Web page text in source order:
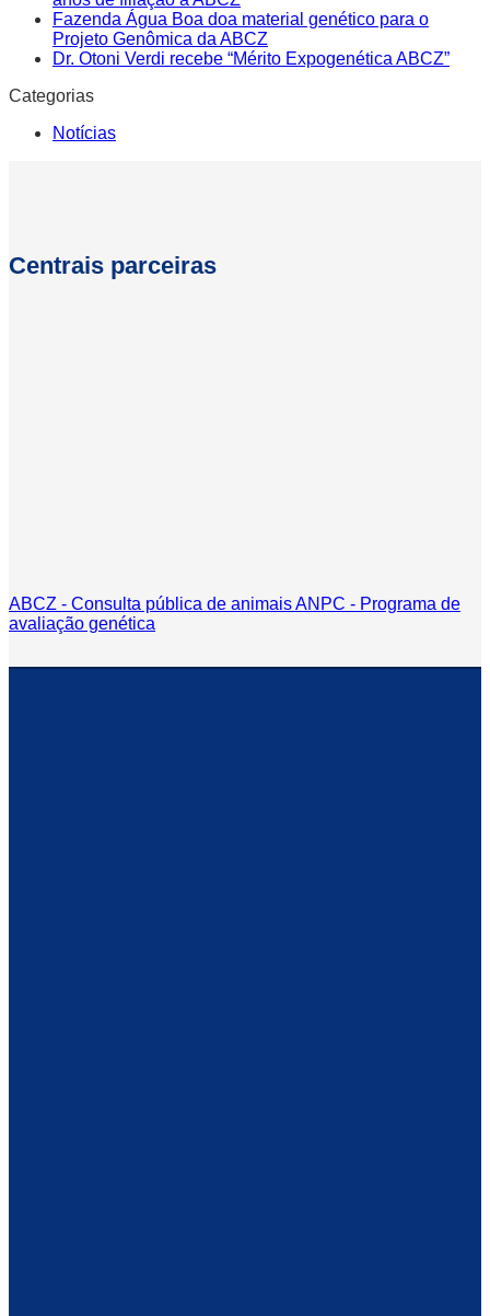
Fazenda Água Boa doa material genético para o
Projeto Genômica da ABCZ
Dr. Otoni Verdi recebe “Mérito Expogenética ABCZ”
Categorias
Notícias
Centrais parceiras
ABCZ - Consulta pública de animaisANPC - Programa de
avaliação genética